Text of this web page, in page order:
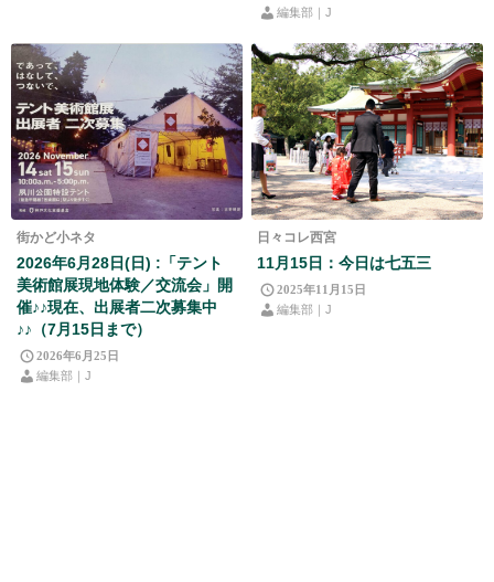
編集部｜J
街かど小ネタ
2026年6月28日(日) :「テント
美術館展現地体験／交流会」開
催♪♪現在、出展者二次募集中
♪♪（7月15日まで）
2026年6月25日
編集部｜J
日々コレ西宮
11月15日：今日は七五三
2025年11月15日
編集部｜J